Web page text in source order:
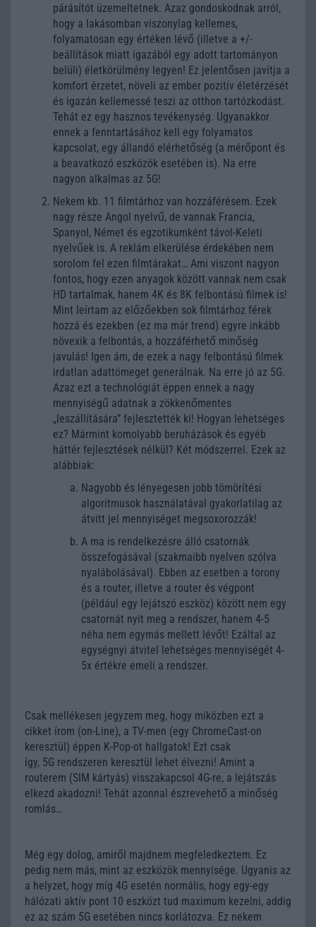
párásítót üzemeltetnek. Azaz gondoskodnak arról,
hogy a lakásomban viszonylag kellemes,
folyamatosan egy értéken lévő (illetve a +/-
beállítások miatt igazából egy adott tartományon
belüli) életkörülmény legyen! Ez jelentősen javítja a
komfort érzetet, növeli az ember pozitív életérzését
és igazán kellemessé teszi az otthon tartózkodást.
Tehát ez egy hasznos tevékenység. Ugyanakkor
ennek a fenntartásához kell egy folyamatos
kapcsolat, egy állandó elérhetőség (a mérőpont és
a beavatkozó eszközök esetében is). Na erre
nagyon alkalmas az 5G!
Nekem kb. 11 filmtárhoz van hozzáférésem. Ezek
nagy része Angol nyelvű, de vannak Francia,
Spanyol, Német és egzotikumként távol-Keleti
nyelvűek is. A reklám elkerülése érdekében nem
sorolom fel ezen filmtárakat… Ami viszont nagyon
fontos, hogy ezen anyagok között vannak nem csak
HD tartalmak, hanem 4K és 8K felbontású filmek is!
Mint leírtam az előzőekben sok filmtárhoz férek
hozzá és ezekben (ez ma már trend) egyre inkább
növexik a felbontás, a hozzáférhető minőség
javulás! Igen ám, de ezek a nagy felbontású filmek
irdatlan adattömeget generálnak. Na erre jó az 5G.
Azaz ezt a technológiát éppen ennek a nagy
mennyiségű adatnak a zökkenőmentes
„leszállítására” fejlesztették ki! Hogyan lehetséges
ez? Mármint komolyabb beruházások és egyéb
háttér fejlesztések nélkül? Két módszerrel. Ezek az
alábbiak:
Nagyobb és lényegesen jobb tömörítési
algoritmusok használatával gyakorlatilag az
átvitt jel mennyiséget megsoxorozzák!
A ma is rendelkezésre álló csatornák
összefogásával (szakmaibb nyelven szólva
nyalábolásával). Ebben az esetben a torony
és a router, illetve a router és végpont
(például egy lejátszó eszköz) között nem egy
csatornát nyit meg a rendszer, hanem 4-5
néha nem egymás mellett lévőt! Ezáltal az
egységnyi átvitel lehetséges mennyiségét 4-
5x értékre emeli a rendszer.
Csak mellékesen jegyzem meg, hogy miközben ezt a
cikket írom (on-Line), a TV-men (egy ChromeCast-on
keresztül) éppen K-Pop-ot hallgatok! Ezt csak
így, 5G rendszeren keresztül lehet élvezni! Amint a
routerem (SIM kártyás) visszakapcsol 4G-re, a lejátszás
elkezd akadozni! Tehát azonnal észrevehető a minőség
romlás…
Még egy dolog, amiről majdnem megfeledkeztem. Ez
pedig nem más, mint az eszközök mennyisége. Ugyanis az
a helyzet, hogy míg 4G esetén normális, hogy egy-egy
hálózati aktív pont 10 eszközt tud maximum kezelni, addig
ez az szám 5G esetében nincs korlátozva. Ez nekem